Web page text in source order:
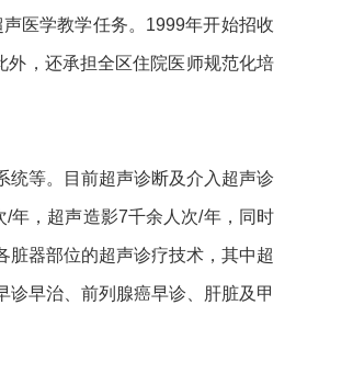
医学教学任务。1999年开始招收
，还承担全区住院医师规范化培
统等。目前超声诊断及介入超声诊
年，超声造影7千余人次/年，同时
脏器部位的超声诊疗技术，其中超
早治、前列腺癌早诊、肝脏及甲